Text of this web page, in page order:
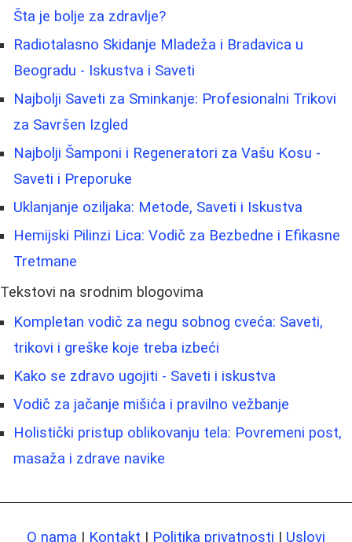
Šta je bolje za zdravlje?
Radiotalasno Skidanje Mladeža i Bradavica u
Beogradu - Iskustva i Saveti
Najbolji Saveti za Sminkanje: Profesionalni Trikovi
za Savršen Izgled
Najbolji Šamponi i Regeneratori za Vašu Kosu -
Saveti i Preporuke
Uklanjanje oziljaka: Metode, Saveti i Iskustva
Hemijski Pilinzi Lica: Vodič za Bezbedne i Efikasne
Tretmane
Tekstovi na srodnim blogovima
Kompletan vodič za negu sobnog cveća: Saveti,
trikovi i greške koje treba izbeći
Kako se zdravo ugojiti - Saveti i iskustva
Vodič za jačanje mišića i pravilno vežbanje
Holistički pristup oblikovanju tela: Povremeni post,
masaža i zdrave navike
O nama | Kontakt | Politika privatnosti | Uslovi